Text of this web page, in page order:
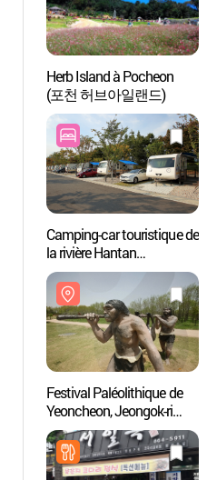
Herb Island à Pocheon
(포천 허브아일랜드)
Camping-car touristique de
la rivière Hantan
(한탄강관광지오토캠핑
장)
Festival Paléolithique de
Yeoncheon, Jeongok-ri
(연천 전곡리구석기축제)